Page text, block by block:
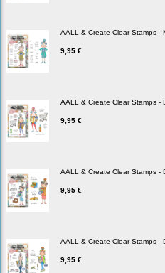
AALL & Create Clear Stamps -
9,95 €
AALL & Create Clear Stamps -
9,95 €
AALL & Create Clear Stamps -
9,95 €
AALL & Create Clear Stamps -
9,95 €